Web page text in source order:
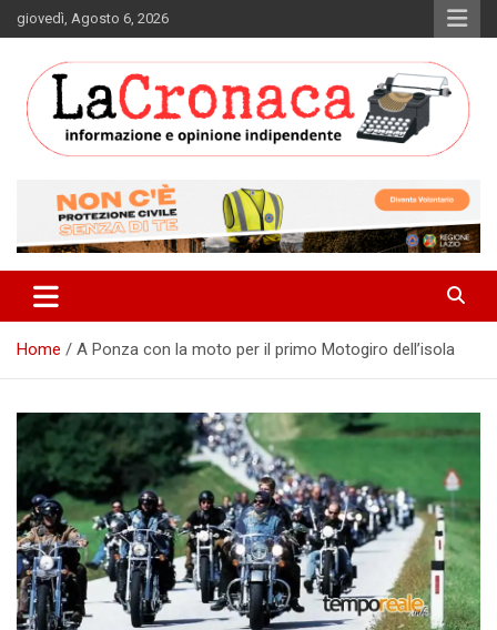
Skip
to
giovedì, Agosto 6, 2026
La Cronaca Quotidiano
Home A Ponza con la moto per il primo Motogiro dell’isola